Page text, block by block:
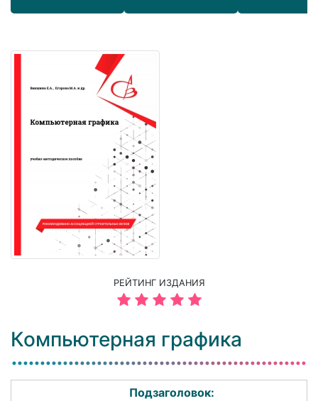
РЕЙТИНГ ИЗДАНИЯ
Компьютерная графика
Подзаголовок: